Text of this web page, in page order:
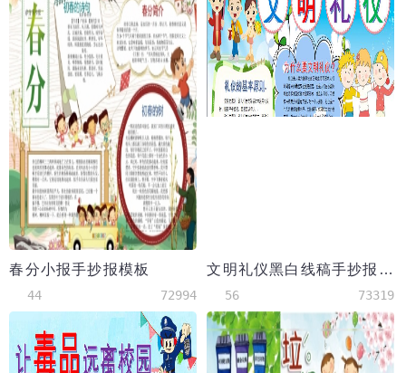
春分小报手抄报模板
44 72994
文明礼仪黑白线稿手抄报word模板
56 73319